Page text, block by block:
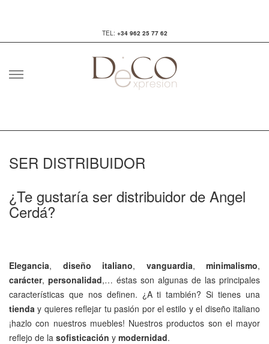
TEL: +34 962 25 77 62
SER DISTRIBUIDOR
¿Te gustaría ser distribuidor de Angel
Cerdá?
Elegancia, diseño italiano, vanguardia, minimalismo,
carácter, personalidad,… éstas son algunas de las principales
características que nos definen. ¿A ti también? Si tienes una
tienda y quieres reflejar tu pasión por el estilo y el diseño italiano
¡hazlo con nuestros muebles! Nuestros productos son el mayor
reflejo de la sofisticación y modernidad.